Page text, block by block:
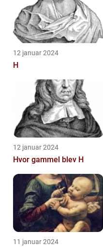
12 januar 2024
H
12 januar 2024
Hvor gammel blev H
11 januar 2024